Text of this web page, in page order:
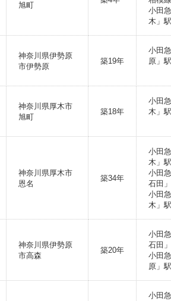
旭町
小田
木」駅
神奈川県伊勢原
市伊勢原
築19年
小田
原」駅
神奈川県厚木市
旭町
築18年
小田
木」駅
神奈川県厚木市
恩名
築34年
小田
木」駅
小田
石田
小田
木」駅
神奈川県伊勢原
市高森
築20年
小田
石田
小田
原」駅
小田